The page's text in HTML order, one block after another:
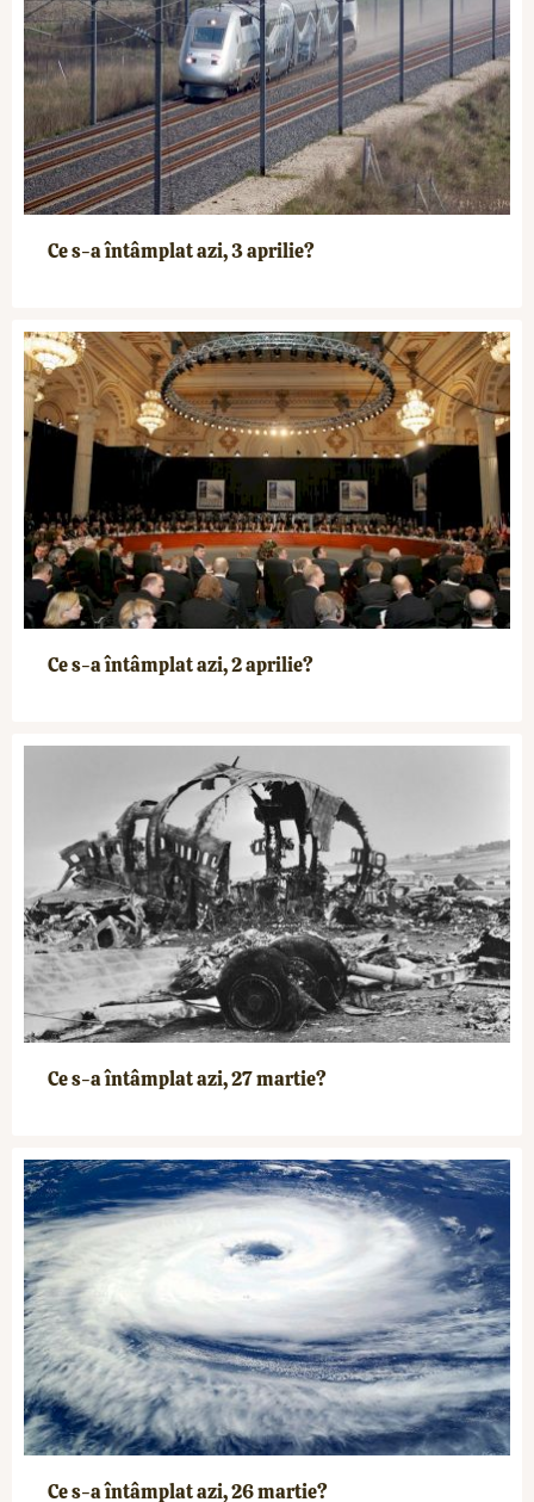
Ce s-a întâmplat azi, 3 aprilie?
Ce s-a întâmplat azi, 2 aprilie?
Ce s-a întâmplat azi, 27 martie?
Ce s-a întâmplat azi, 26 martie?